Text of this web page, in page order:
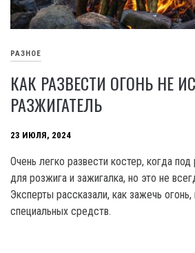
РАЗНОЕ
КАК РАЗВЕСТИ ОГОНЬ НЕ
РАЗЖИГАТЕЛЬ
23 ИЮЛЯ, 2024
Очень легко развести костер, когда
для розжига и зажигалка, но это не
Эксперты рассказали, как зажечь огонь,
специальных средств.